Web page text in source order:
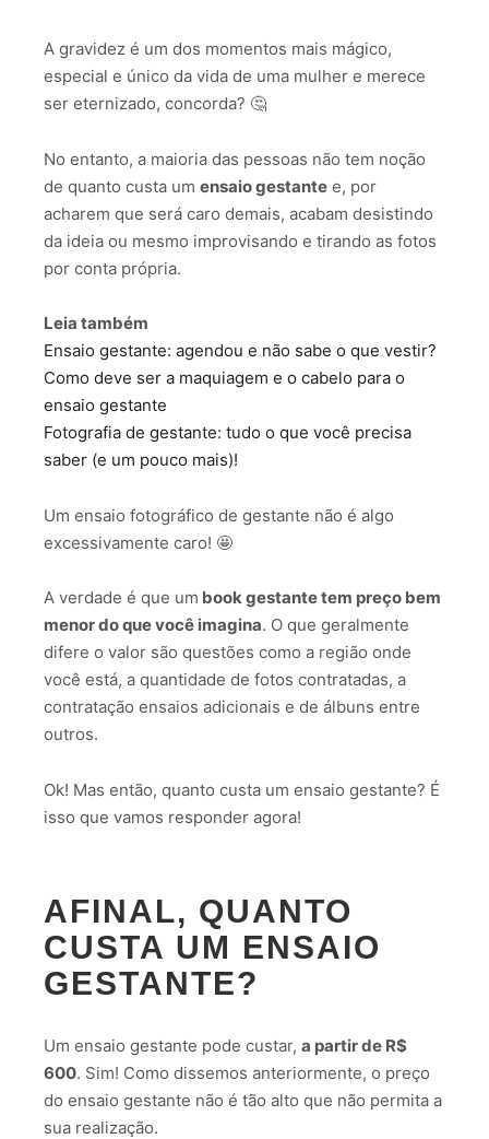
A gravidez é um dos momentos mais mágico,
especial e único da vida de uma mulher e merece
ser eternizado, concorda? 🤔
No entanto, a maioria das pessoas não tem noção
de quanto custa um ensaio gestante e, por
acharem que será caro demais, acabam desistindo
da ideia ou mesmo improvisando e tirando as fotos
por conta própria.
Leia também
Ensaio gestante: agendou e não sabe o que vestir?
Como deve ser a maquiagem e o cabelo para o
ensaio gestante
Fotografia de gestante: tudo o que você precisa
saber (e um pouco mais)!
Um ensaio fotográfico de gestante não é algo
excessivamente caro! 🤩
A verdade é que um book gestante tem preço bem
menor do que você imagina. O que geralmente
difere o valor são questões como a região onde
você está, a quantidade de fotos contratadas, a
contratação ensaios adicionais e de álbuns entre
outros.
Ok! Mas então, quanto custa um ensaio gestante? É
isso que vamos responder agora!
AFINAL, QUANTO
CUSTA UM ENSAIO
GESTANTE?
Um ensaio gestante pode custar, a partir de R$
600. Sim! Como dissemos anteriormente, o preço
do ensaio gestante não é tão alto que não permita a
sua realização.